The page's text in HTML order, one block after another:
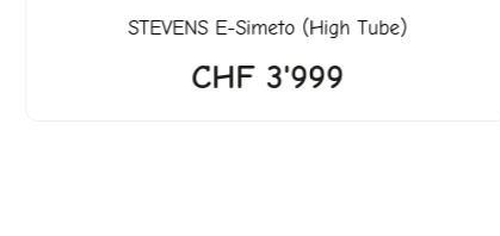
STEVENSE-Simeto (High Tube)
CHF3'999